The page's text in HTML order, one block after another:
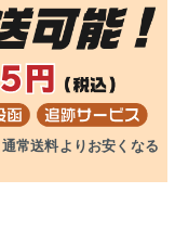
常送料よりお安くなる